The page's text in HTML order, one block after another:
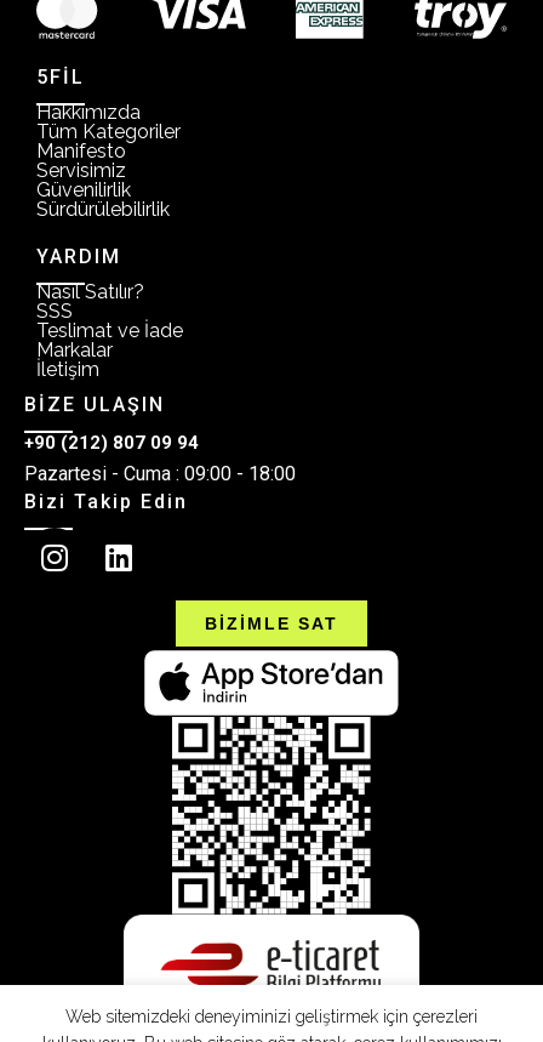
5FİL
Hakkımızda
Tüm Kategoriler
Manifesto
Servisimiz
Güvenilirlik
Sürdürülebilirlik
YARDIM
Nasıl Satılır?
SSS
Teslimat ve İade
Markalar
İletişim
BİZE ULAŞIN
+90 (212) 807 09 94
Pazartesi - Cuma : 09:00 - 18:00
Bizi Takip Edin
BİZİMLE SAT
Web sitemizdeki deneyiminizi geliştirmek için çerezleri